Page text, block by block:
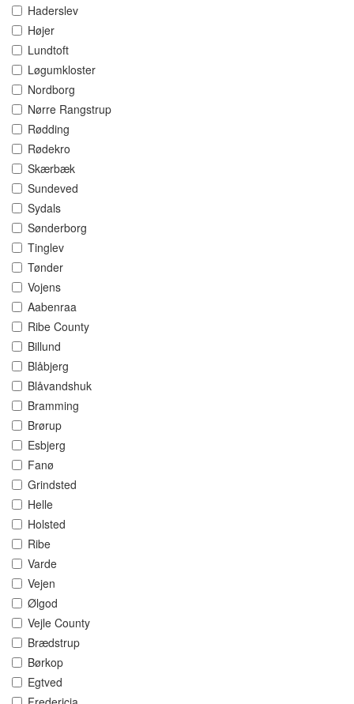
Haderslev
Højer
Lundtoft
Løgumkloster
Nordborg
Nørre Rangstrup
Rødding
Rødekro
Skærbæk
Sundeved
Sydals
Sønderborg
Tinglev
Tønder
Vojens
Aabenraa
Ribe County
Billund
Blåbjerg
Blåvandshuk
Bramming
Brørup
Esbjerg
Fanø
Grindsted
Helle
Holsted
Ribe
Varde
Vejen
Ølgod
Vejle County
Brædstrup
Børkop
Egtved